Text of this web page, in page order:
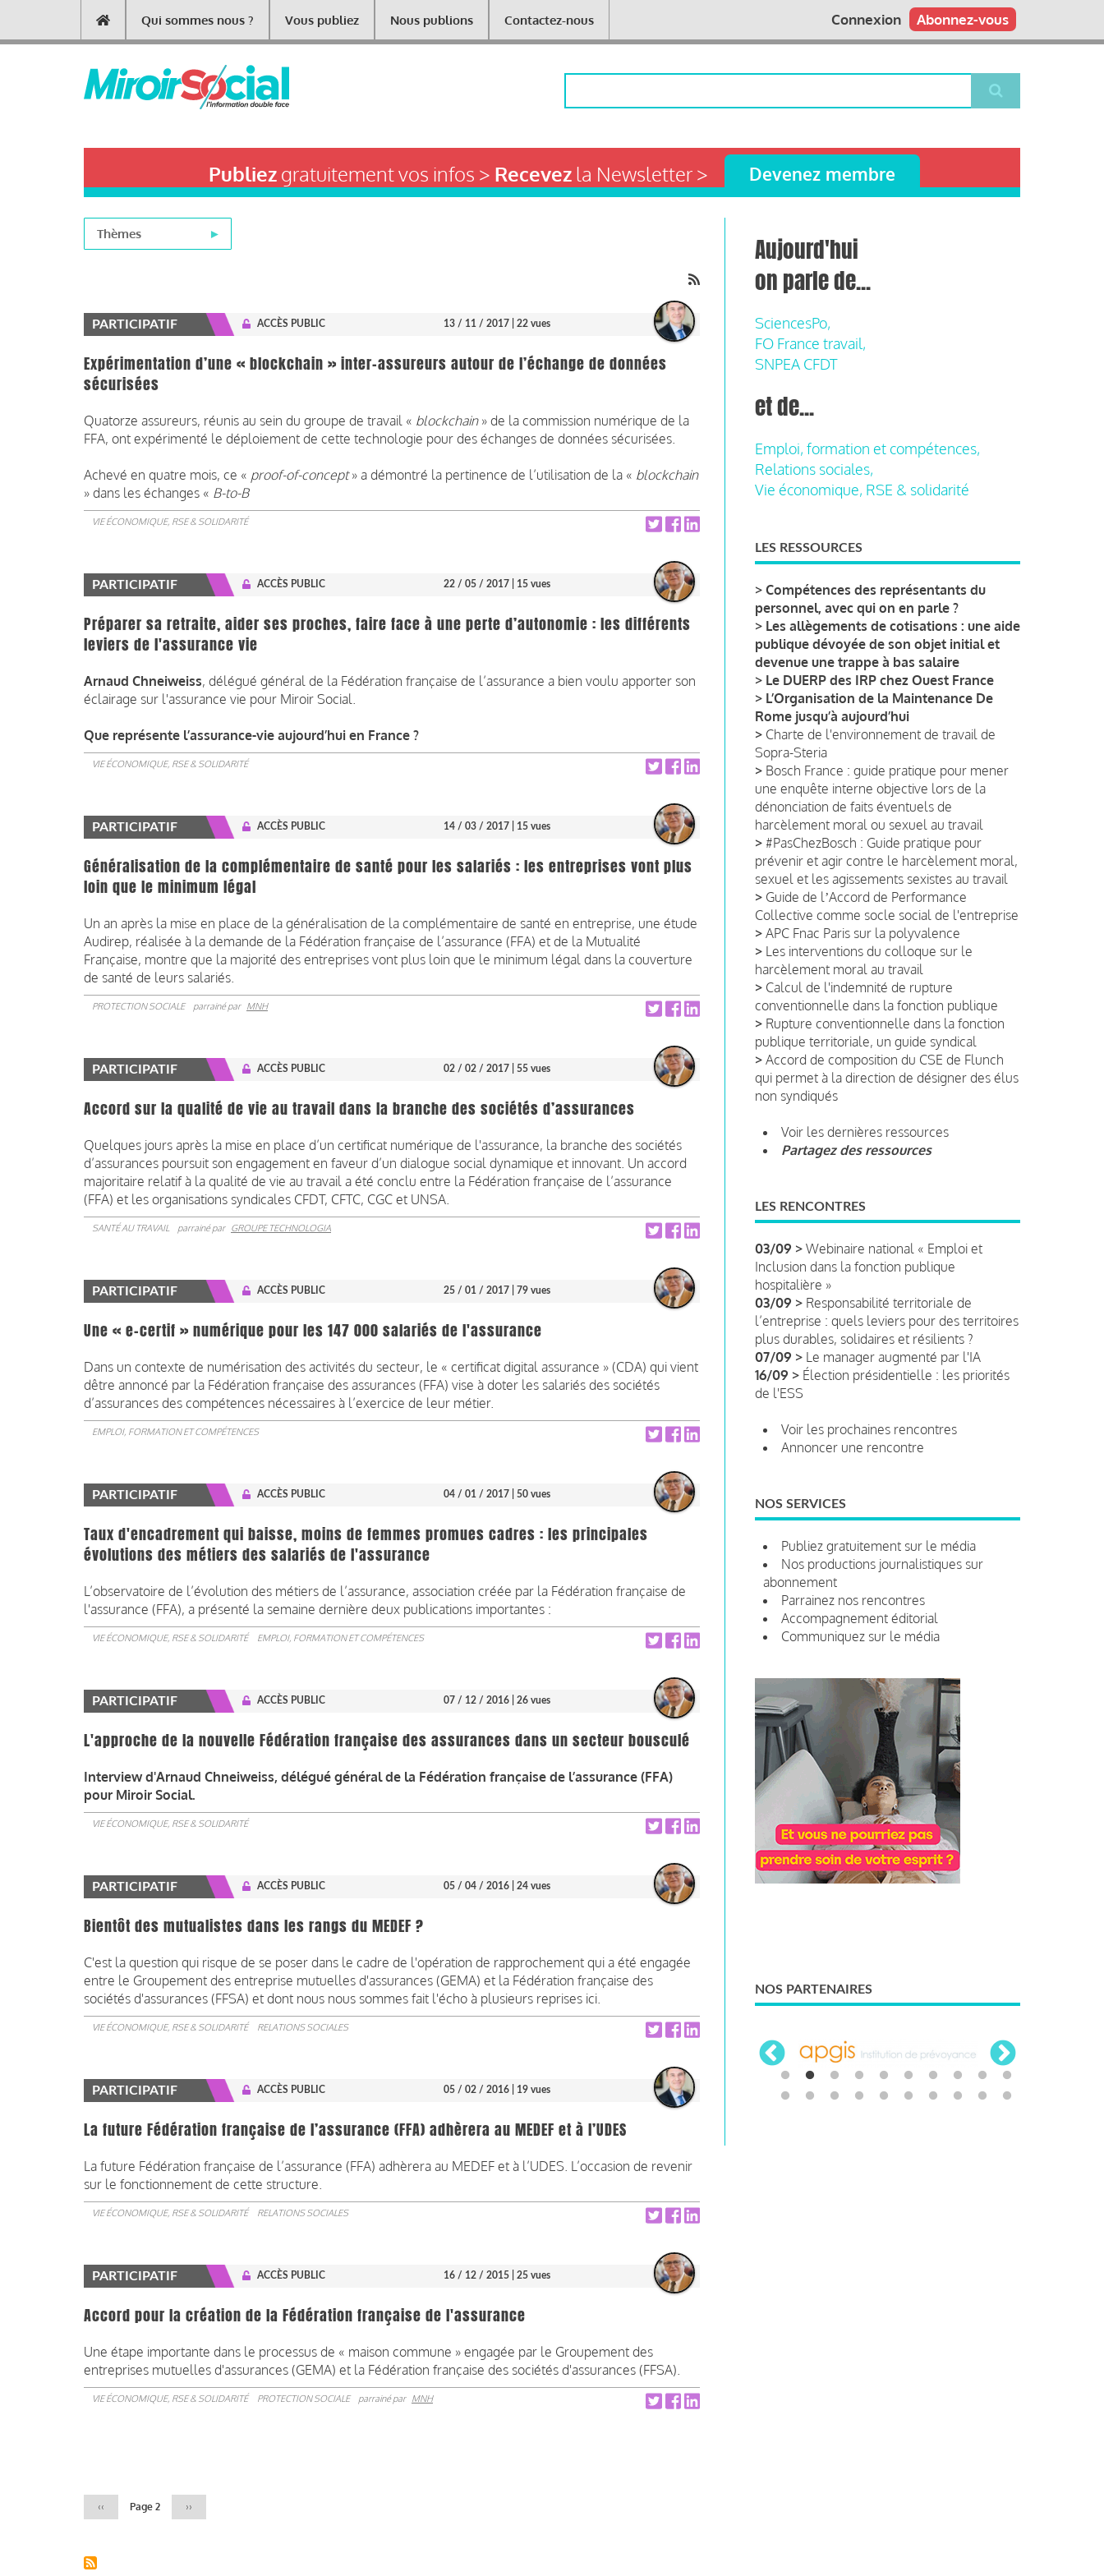
contenu
Main
navigation
Qui sommes nous ? Vous publiez Nous publions Contactez-nous Abonnez-vous
Connexion
Publiezgratuitement vos infos > Recevezla Newsletter > Devenez membre
Thèmes
PARTICIPATIF ACCÈS PUBLIC 13 / 11 / 2017 | 22 vues
Expérimentation d’une « blockchain » inter-assureurs autour de l’échange de données
sécurisées
Quatorze assureurs, réunis au sein du groupe de travail « blockchain» de la commission numérique de la
FFA, ont expérimenté le déploiement de cette technologie pour des échanges de données sécurisées.
Achevé en quatre mois, ce « proof-of-concept» a démontré la pertinence de l’utilisation de la « blockchain
» dans les échanges « B-to-B
VIE ÉCONOMIQUE, RSE & SOLIDARITÉ
PARTICIPATIF ACCÈS PUBLIC 22 / 05 / 2017 | 15 vues
Préparer sa retraite, aider ses proches, faire face à une perte d’autonomie : les différents
leviers de l'assurance vie
Arnaud Chneiweiss, délégué général de la Fédération française de l’assurance a bien voulu apporter son
éclairage sur l'assurance vie pour Miroir Social.
Que représente l’assurance-vie aujourd’hui en France ?
VIE ÉCONOMIQUE, RSE & SOLIDARITÉ
PARTICIPATIF ACCÈS PUBLIC 14 / 03 / 2017 | 15 vues
Généralisation de la complémentaire de santé pour les salariés : les entreprises vont plus
loin que le minimum légal
Un an après la mise en place de la généralisation de la complémentaire de santé en entreprise, une étude
Audirep, réalisée à la demande de la Fédération française de l’assurance (FFA) et de la Mutualité
Française, montre que la majorité des entreprises vont plus loin que le minimum légal dans la couverture
de santé de leurs salariés.
PROTECTION SOCIALE parrainé par MNH
PARTICIPATIF ACCÈS PUBLIC 02 / 02 / 2017 | 55 vues
Accord sur la qualité de vie au travail dans la branche des sociétés d’assurances
Quelques jours après la mise en place d’un certificat numérique de l'assurance, la branche des sociétés
d’assurances poursuit son engagement en faveur d’un dialogue social dynamique et innovant. Un accord
majoritaire relatif à la qualité de vie au travail a été conclu entre la Fédération française de l’assurance
(FFA) et les organisations syndicales CFDT, CFTC, CGC et UNSA.
SANTÉ AU TRAVAIL parrainé par GROUPE TECHNOLOGIA
PARTICIPATIF ACCÈS PUBLIC 25 / 01 / 2017 | 79 vues
Une « e-certif » numérique pour les 147 000 salariés de l'assurance
Dans un contexte de numérisation des activités du secteur, le « certificat digital assurance » (CDA) qui vient
dêtre annoncé par la Fédération française des assurances (FFA) vise à doter les salariés des sociétés
d’assurances des compétences nécessaires à l’exercice de leur métier.
EMPLOI, FORMATION ET COMPÉTENCES
PARTICIPATIF ACCÈS PUBLIC 04 / 01 / 2017 | 50 vues
Taux d'encadrement qui baisse, moins de femmes promues cadres : les principales
évolutions des métiers des salariés de l'assurance
L’observatoire de l’évolution des métiers de l’assurance, association créée par la Fédération française de
l'assurance (FFA), a présenté la semaine dernière deux publications importantes :
VIE ÉCONOMIQUE, RSE & SOLIDARITÉ EMPLOI, FORMATION ET COMPÉTENCES
PARTICIPATIF ACCÈS PUBLIC 07 / 12 / 2016 | 26 vues
L'approche de la nouvelle Fédération française des assurances dans un secteur bousculé
Interview d'Arnaud Chneiweiss, délégué général de la Fédération française de l’assurance (FFA)
pour Miroir Social.
VIE ÉCONOMIQUE, RSE & SOLIDARITÉ
PARTICIPATIF ACCÈS PUBLIC 05 / 04 / 2016 | 24 vues
Bientôt des mutualistes dans les rangs du MEDEF ?
C'est la question qui risque de se poser dans le cadre de l'opération de rapprochement qui a été engagée
entre le Groupement des entreprise mutuelles d'assurances (GEMA) et la Fédération française des
sociétés d'assurances (FFSA) et dont nous nous sommes fait l'écho à plusieurs reprises ici.
VIE ÉCONOMIQUE, RSE & SOLIDARITÉ RELATIONS SOCIALES
PARTICIPATIF ACCÈS PUBLIC 05 / 02 / 2016 | 19 vues
La future Fédération française de l’assurance (FFA) adhèrera au MEDEF et à l’UDES
La future Fédération française de l’assurance (FFA) adhèrera au MEDEF et à l’UDES. L’occasion de revenir
sur le fonctionnement de cette structure.
VIE ÉCONOMIQUE, RSE & SOLIDARITÉ RELATIONS SOCIALES
PARTICIPATIF ACCÈS PUBLIC 16 / 12 / 2015 | 25 vues
Accord pour la création de la Fédération française de l'assurance
Une étape importante dans le processus de « maison commune » engagée par le Groupement des
entreprises mutuelles d'assurances (GEMA) et la Fédération française des sociétés d'assurances (FFSA).
VIE ÉCONOMIQUE, RSE & SOLIDARITÉ PROTECTION SOCIALE parrainé par MNH
Page
précédente
‹‹ Page 2
Page
suivante
››
Aujourd'hui
on parle de...
SciencesPo,
FO France travail,
SNPEA CFDT
et de...
Emploi, formation et compétences,
Relations sociales,
Vie économique, RSE & solidarité
LES RESSOURCES
> Compétences des représentants du
personnel, avec qui on en parle ?
> Les allègements de cotisations : une aide
publique dévoyée de son objet initial et
devenue une trappe à bas salaire
> Le DUERP des IRP chez Ouest France
> L’Organisation de la Maintenance De
Rome jusqu’à aujourd’hui
> Charte de l'environnement de travail de
Sopra-Steria
> Bosch France : guide pratique pour mener
une enquête interne objective lors de la
dénonciation de faits éventuels de
harcèlement moral ou sexuel au travail
> #PasChezBosch : Guide pratique pour
prévenir et agir contre le harcèlement moral,
sexuel et les agissements sexistes au travail
> Guide de lʼAccord de Performance
Collective comme socle social de l'entreprise
> APC Fnac Paris sur la polyvalence
> Les interventions du colloque sur le
harcèlement moral au travail
> Calcul de l'indemnité de rupture
conventionnelle dans la fonction publique
> Rupture conventionnelle dans la fonction
publique territoriale, un guide syndical
> Accord de composition du CSE de Flunch
qui permet à la direction de désigner des élus
non syndiqués
Voir les dernières ressources
Partagez des ressources
LES RENCONTRES
03/09 > Webinaire national « Emploi et
Inclusion dans la fonction publique
hospitalière »
03/09 > Responsabilité territoriale de
l’entreprise : quels leviers pour des territoires
plus durables, solidaires et résilients ?
07/09 > Le manager augmenté par l'IA
16/09 > Élection présidentielle : les priorités
de l'ESS
Voir les prochaines rencontres
Annoncer une rencontre
NOS SERVICES
Publiez gratuitement sur le média
Nos productions journalistiques sur
abonnement
Parrainez nos rencontres
Accompagnement éditorial
Communiquez sur le média
NOS PARTENAIRES